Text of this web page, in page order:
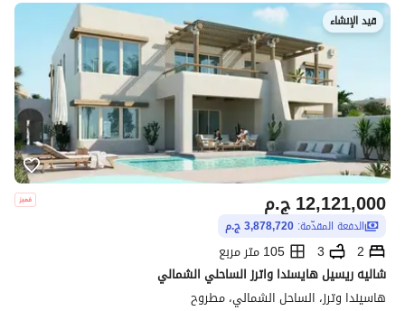
قيد الإنشاء
ج.م12,121,000
الدفعة المقدّمة: 3,878,720 ج.م
2
3
105 متر مربع
شاليه ريسيل هايسندا واترز الساحلي الشمالي
هاسيندا وترز، الساحل الشمالي، مطروح